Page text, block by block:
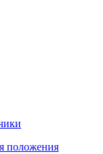
положения